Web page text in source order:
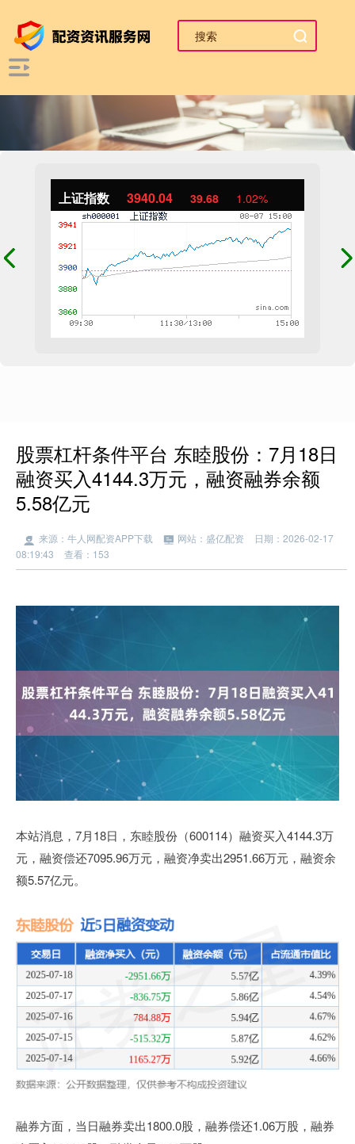
上证指数 3940.04 39.68 1.02%
股票杠杆条件平台 东睦股份：7月18日
融资买入4144.3万元，融资融券余额
5.58亿元
来源：牛人网配资APP下载 网站：盛亿配资
日期：2026-02-17
08:19:43
查看：153
本站消息，7月18日，东睦股份（600114）融资买入4144.3万
元，融资偿还7095.96万元，融资净卖出2951.66万元，融资余
额5.57亿元。
融券方面，当日融券卖出1800.0股，融券偿还1.06万股，融券